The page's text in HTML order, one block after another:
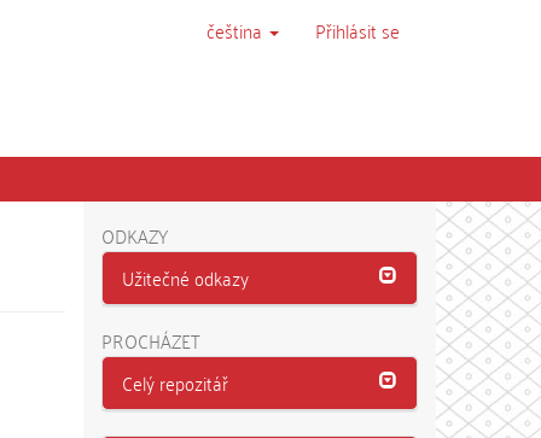
čeština Přihlásit se
ODKAZY
Užitečné odkazy
PROCHÁZET
Celý repozitář